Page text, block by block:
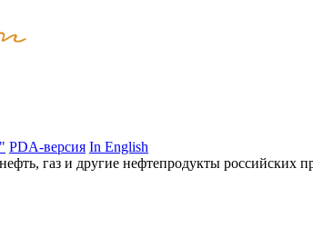
PDA-версия In English
газ и другие нефтепродукты российских